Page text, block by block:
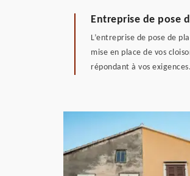
Entreprise de pose
L’entreprise de pose de
mise en place de vos
répondant à vos